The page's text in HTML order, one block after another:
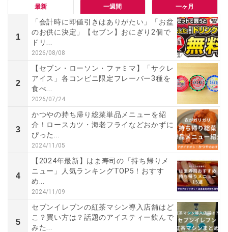
最新 一週間 一ヶ月
1
「会計時に即値引きはありがたい」「お盆
のお供に決定」【セブン】おにぎり2個で
ドリ...
2026/08/08
2
【セブン・ローソン・ファミマ】「サクレ
アイス」各コンビニ限定フレーバー3種を
食べ...
2026/07/24
3
かつやの持ち帰り総菜単品メニューを紹
介！ロースカツ・海老フライなどおかずに
ぴった...
2024/11/05
4
【2024年最新】はま寿司の「持ち帰りメ
ニュー」人気ランキングTOP5！おすす
め...
2024/11/09
5
セブンイレブンの紅茶マシン導入店舗はど
こ？買い方は？話題のアイスティー飲んで
みた...